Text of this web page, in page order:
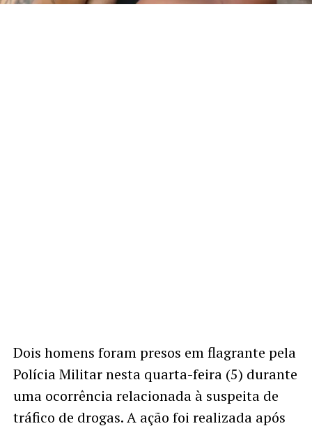
Dois homens foram presos em flagrante pela
Polícia Militar nesta quarta-feira (5) durante
uma ocorrência relacionada à suspeita de
tráfico de drogas. A ação foi realizada após